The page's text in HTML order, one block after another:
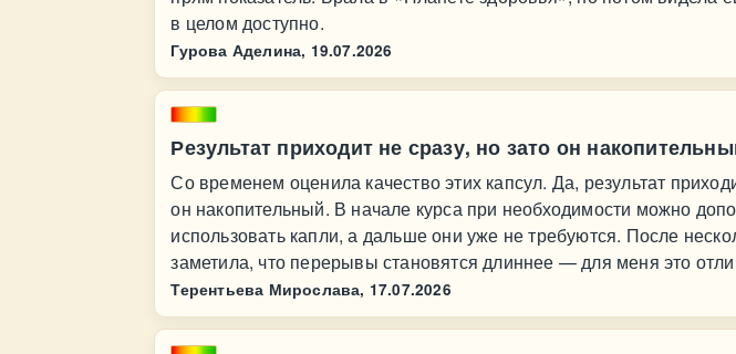
в целом доступно.
Гурова Аделина, 19.07.2026
Результат приходит не сразу, но зато он
Со временем оценила качество этих капсул. Да, результат
он накопительный. В начале курса при необходимости можно
использовать капли, а дальше они уже не требуются. После
заметила, что перерывы становятся длиннее — для меня это
Терентьева Мирослава, 17.07.2026